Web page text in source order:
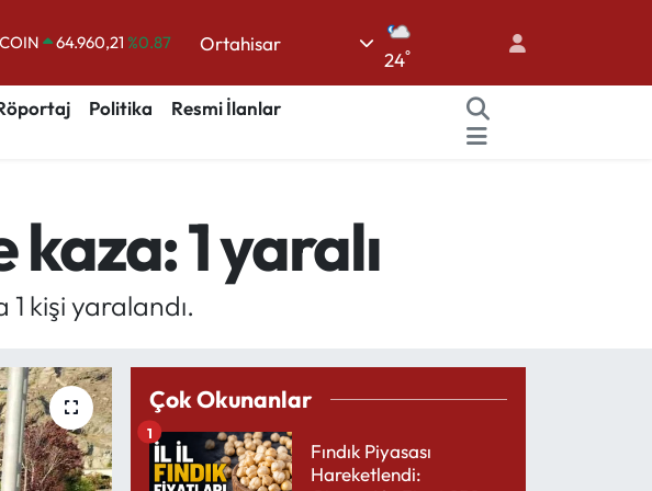
64.960,21 %0.87
DOLAR
47,7436%0.18
EURO
55,2510 %0.32
BİST100
13.779%-14
Ortahisar
24°
Politika
Resmi İlanlar
1 yaralı
1 kişi yaralandı.
Çok Okunanlar
Fındık Piyasası
Hareketlendi:
1